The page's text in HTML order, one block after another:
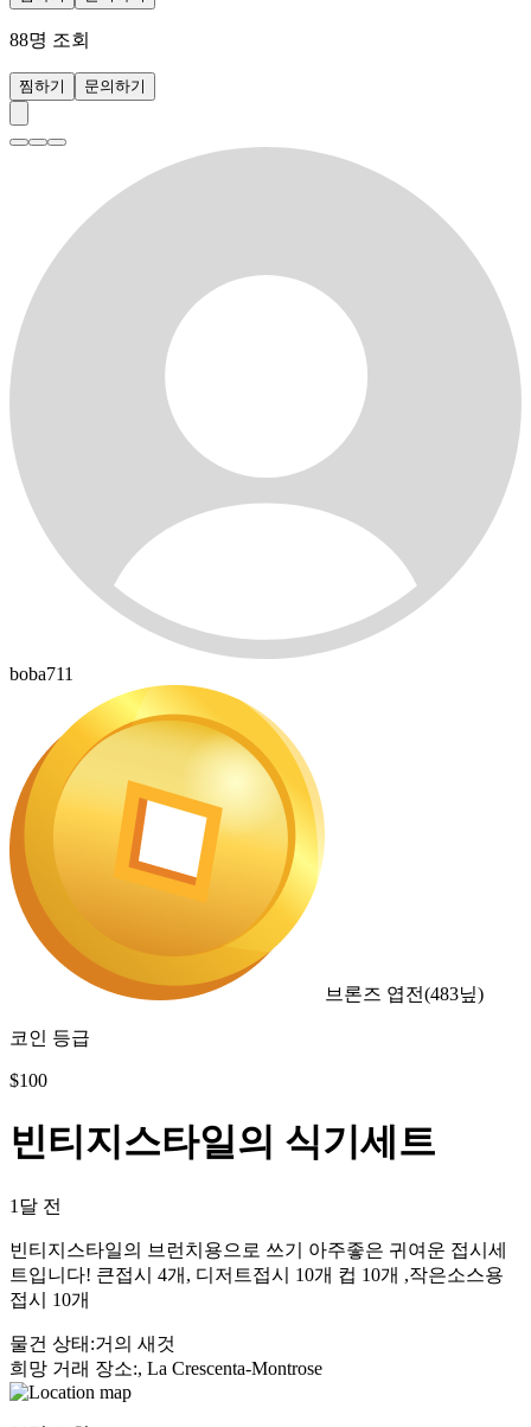
88명 조회
찜하기 문의하기
boba711
브론즈 엽전(483닢)
코인 등급
$100
빈티지스타일의 식기세트
1달 전
빈티지스타일의 브런치용으로 쓰기 아주좋은 귀여운 접시세
트입니다! 큰접시 4개, 디저트접시 10개 컵 10개 ,작은소스용
접시 10개
물건 상태 :거의 새것
희망 거래 장소:, La Crescenta-Montrose